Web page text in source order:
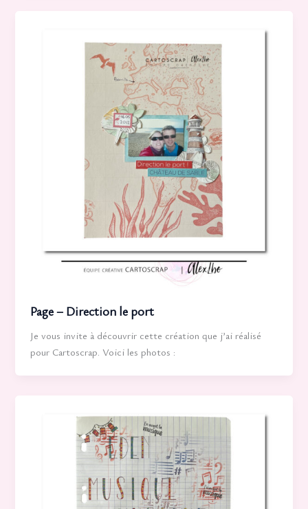
Page – Direction le port
Je vous invite à découvrir cette création que j’ai réalisé
pour Cartoscrap. Voici les photos :